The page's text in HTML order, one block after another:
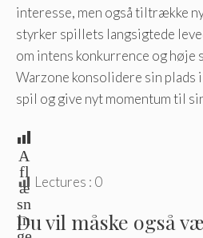
interesse, men også tiltrække
styrker spillets langsigtede
om intens konkurrence og høje
Warzone konsolidere sin plads
spil og give nyt momentum til
A
fl
æ
sn
in
ge
Lectures : 0
Du vil måske også